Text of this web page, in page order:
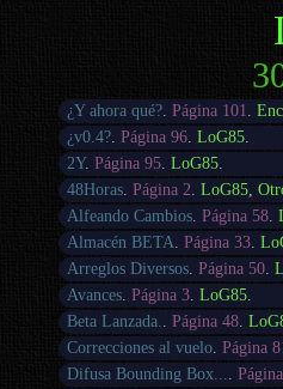
¿Y ahora qué? .Página 101 .
¿v0.4? .Página 96 .LoG85
2Y.Página 95 .LoG85
48Horas .Página 2 .LoG85 ,
Alfeando Cambios .Página 58 .
Almacén BETA .Página 33 .
Arreglos Diversos .Página 50 .
Avances .Página 3 .LoG85
Beta Lanzada.
.Página 48 .
Correcciones al vuelo .Página
Difusa Bounding Box...
.